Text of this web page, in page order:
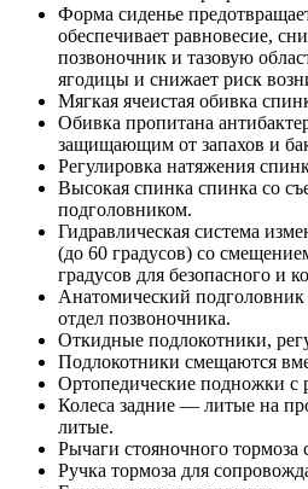
Форма сиденье
обеспечивает равновесие,
позвоночник и тазовую
ягодицы и снижает риск
Мягкая ячеистая обивка
Обивка пропитана
защищающим от запахов и
Регулировка натяжения
Высокая спинка спинка со
подголовником.
Гидравлическая система
(до 60 градусов) со
градусов для безопасного и
Анатомический
отдел позвоночника.
Откидные подлокотники,
Подлокотники смещаются
Ортопедические подножки с
Колеса задние — литые на
литые.
Рычаги стояночного тормоза
Ручка тормоза для